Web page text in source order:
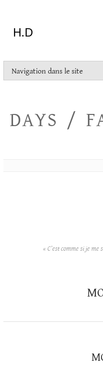
H.D
tout
essayer
Navigation dans le site
DAYS /
« C’est comme si je